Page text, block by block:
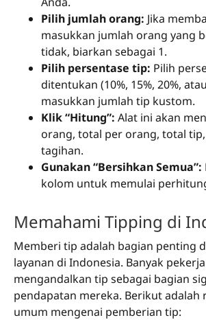
Pilih jumlah orang: Jika
masukkan jumlah orang yang
tidak, biarkan sebagai 1.
Pilih persentase tip: Pilih
ditentukan (10%, 15%, 20%,
masukkan jumlah tip kustom.
Klik “Hitung”: Alat ini akan
orang, total per orang, total
tagihan.
Gunakan “Bersihkan Semua”:
kolom untuk memulai
Memahami Tipping di
Memberi tip adalah bagian penting
layanan di Indonesia. Banyak
mengandalkan tip sebagai bagian
pendapatan mereka. Berikut adalah
umum mengenai pemberian tip: